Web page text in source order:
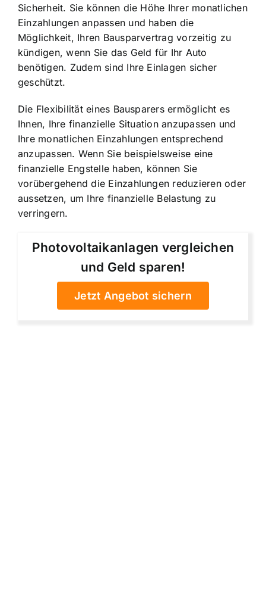
Sicherheit. Sie können die Höhe Ihrer monatlichen
Einzahlungen anpassen und haben die
Möglichkeit, Ihren Bausparvertrag vorzeitig zu
kündigen, wenn Sie das Geld für Ihr Auto
benötigen. Zudem sind Ihre Einlagen sicher
geschützt.
Die Flexibilität eines Bausparers ermöglicht es
Ihnen, Ihre finanzielle Situation anzupassen und
Ihre monatlichen Einzahlungen entsprechend
anzupassen. Wenn Sie beispielsweise eine
finanzielle Engstelle haben, können Sie
vorübergehend die Einzahlungen reduzieren oder
aussetzen, um Ihre finanzielle Belastung zu
verringern.
Photovoltaikanlagen vergleichen
und Geld sparen!
Jetzt Angebot sichern